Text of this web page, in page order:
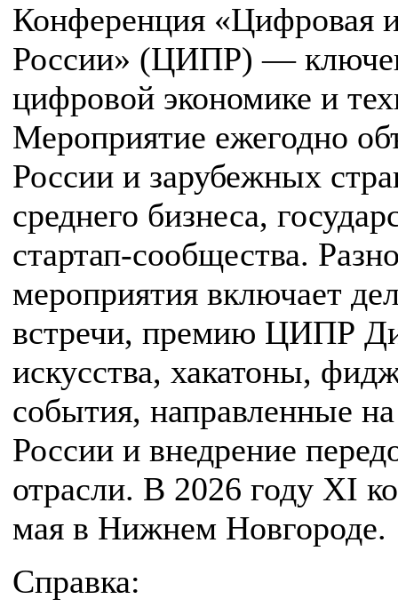
Конференция «Цифровая
России» (ЦИПР) —
цифровой экономике и
Мероприятие ежегодно
России и зарубежных
среднего бизнеса,
стартап-сообщества.
мероприятия включает
встречи, премию ЦИПР
искусства, хакатоны,
события, направленные
России и внедрение
отрасли. В 2026 году XI
мая в Нижнем Новгороде.
Справка: